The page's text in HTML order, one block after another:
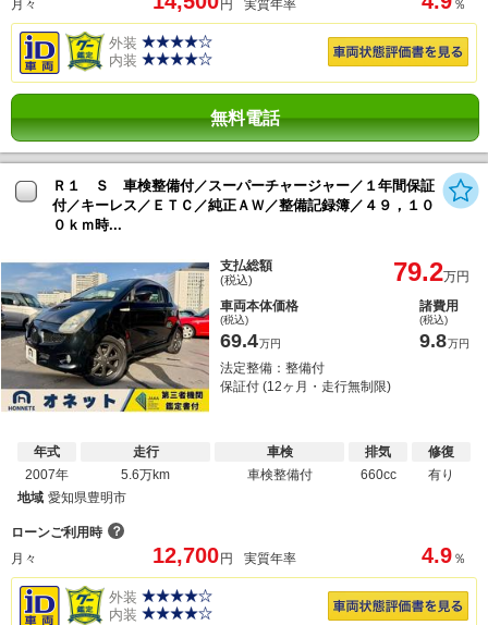
月々
円 実質年率 ％
外装
内装
無料電話
Ｒ１ Ｓ 車検整備付／スーパーチャージャー／１年間保証
付／キーレス／ＥＴＣ／純正ＡＷ／整備記録簿／４９，１０
０ｋｍ時...
支払総額
(税込) 79.2万円
車両本体価格
(税込)
69.4万円
諸費用
(税込)
9.8万円
法定整備：整備付
保証付 (12ヶ月・走行無制限)
年式
2007年
走行
5.6万km
車検
車検整備付
排気
660cc
修復
有り
地域 愛知県豊明市
ローンご利用時 ？
月々
12,700 円 実質年率 4.9 ％
外装
内装